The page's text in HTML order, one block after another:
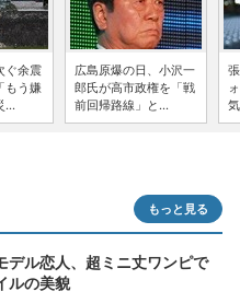
ぐ余震
もう嫌
...
広島原爆の日、小沢一
郎氏が高市政権を「戦
前回帰路線」と...
もっと見る
デル恋人、超ミニ丈ワンピで
ルの美貌